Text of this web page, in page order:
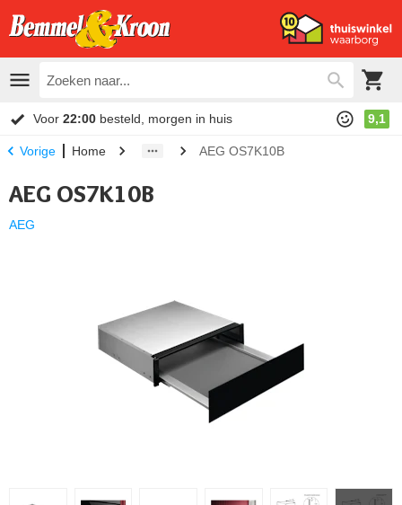
Voor 22:00 besteld, morgen in huis 9,1
Vorige Home AEG OS7K10B
AEG OS7K10B
AEG